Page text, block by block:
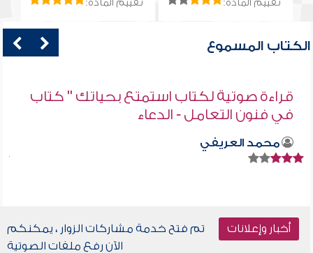
تقييم المادة: تقييم المادة:
الكتاب المسموع
قراءة صوتية لكتاب استمتع بحياتك " كتاب
في فنون التعامل - الدعاء
محمد العريفي
أخبار وإعلانات
تم فتح خدمة مشاركات الزوار ، يمكنكم
الآن رفع ملفات الصوتية